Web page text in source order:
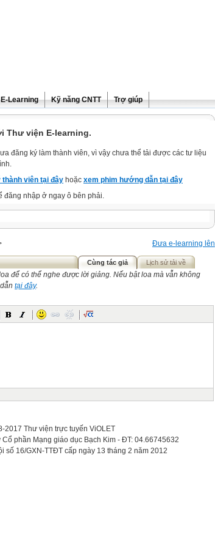
E-Learning Kỹ năng CNTT Trợ giúp
Thư viện E-learning.
đăng ký làm thành viên, vì vậy chưa thể tải được các tư liệu
thành viên tại đây hoặc xem phim hướng dẫn tại đây
đăng nhập ở ngay ô bên phải.
Đưa e-learning lên
Cùng tác giả Lịch sử tải về
để có thể nghe được lời giảng. Nếu bật loa mà vẫn không
tại đây.
2017 Thư viện trực tuyến ViOLET
phần Mạng giáo dục Bạch Kim - ĐT: 04.66745632
số 16/GXN-TTĐT cấp ngày 13 tháng 2 năm 2012